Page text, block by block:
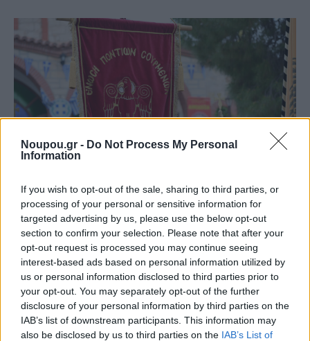
Noupou.gr - Do Not Process My Personal
Information
If you wish to opt-out of the sale, sharing to third parties, or
processing of your personal or sensitive information for
targeted advertising by us, please use the below opt-out
section to confirm your selection. Please note that after your
opt-out request is processed you may continue seeing
interest-based ads based on personal information utilized by
us or personal information disclosed to third parties prior to
your opt-out. You may separately opt-out of the further
disclosure of your personal information by third parties on the
IAB’s list of downstream participants. This information may
also be disclosed by us to third parties on the IAB’s List of
Η ημέρα ξεκίνησε με την καθιερωμένη συγκέντρωση
στον Ιερό Ναό της Μεταμορφώσεως του Σωτήρος και
ακολούθησε πομπή προς το κοιμητήριο Σουρμένων.
Εκεί, μέλη των οικογενειών επισκέφθηκαν τους τάφους
των συγγενών τους, προσφέροντας παραδοσιακά